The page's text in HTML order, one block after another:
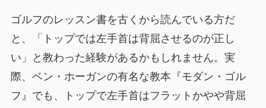
ゴルフのレッスン書を古くから読んでいる方だ
と、「トップでは左手首は背屈させるのが正し
い」と教わった経験があるかもしれません。実
際、ベン・ホーガンの有名な教本『モダン・ゴル
フ』でも、トップで左手首はフラットかやや背屈